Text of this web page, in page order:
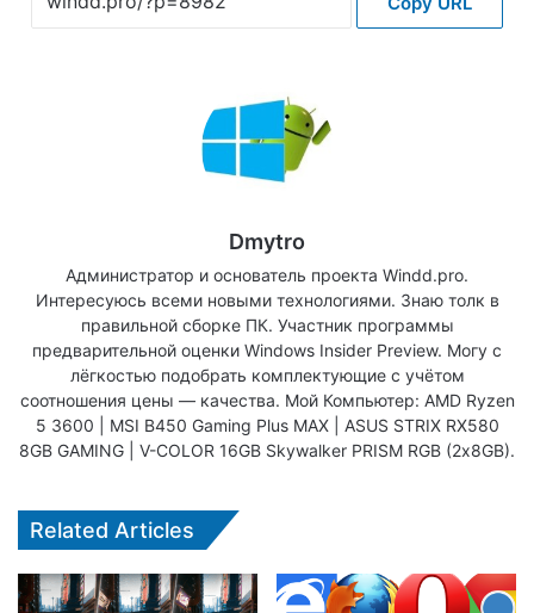
Dmytro
Администратор и основатель проекта Windd.pro.
Интересуюсь всеми новыми технологиями. Знаю толк в
правильной сборке ПК. Участник программы
предварительной оценки Windows Insider Preview. Могу с
лёгкостью подобрать комплектующие с учётом
соотношения цены — качества. Мой Компьютер: AMD Ryzen
5 3600 | MSI B450 Gaming Plus MAX | ASUS STRIX RX580
8GB GAMING | V-COLOR 16GB Skywalker PRISM RGB (2х8GB).
Related Articles